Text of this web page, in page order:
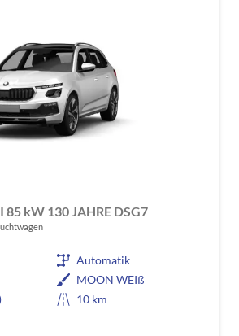
85 kW 130 JAHRE DSG7
Automatik
MOON WEIß
10 km